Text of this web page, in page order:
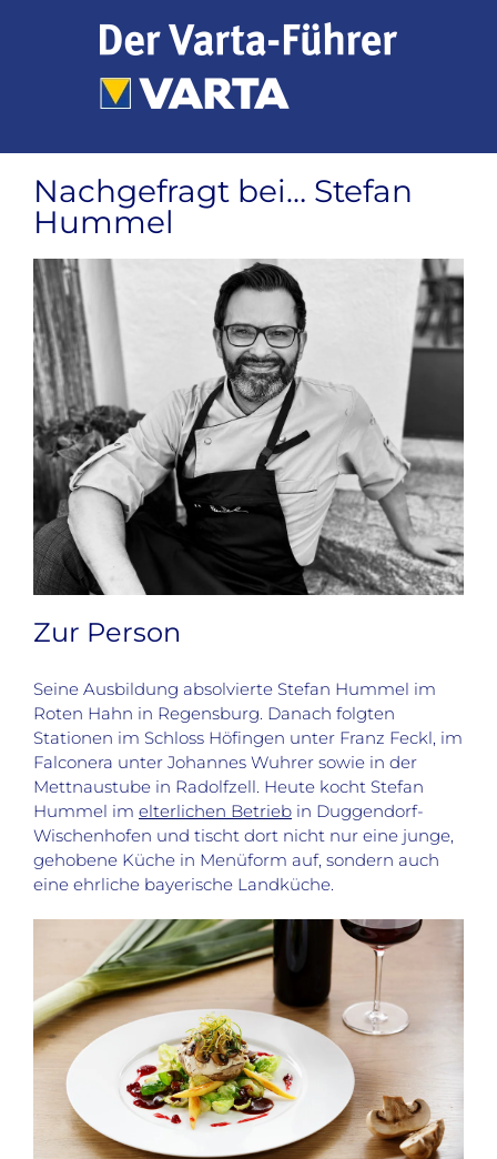
Nachgefragt bei… Stefan
Hummel
Zur Person
Seine Ausbildung absolvierte Stefan Hummel im
Roten Hahn in Regensburg. Danach folgten
Stationen im Schloss Höfingen unter Franz Feckl, im
Falconera unter Johannes Wuhrer sowie in der
Mettnaustube in Radolfzell. Heute kocht Stefan
Hummel im elterlichen Betrieb in Duggendorf-
Wischenhofen und tischt dort nicht nur eine junge,
gehobene Küche in Menüform auf, sondern auch
eine ehrliche bayerische Landküche.